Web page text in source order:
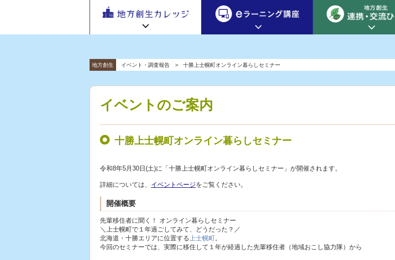
地方創生カレッジ
地方創生カレッジ HOME
地方創生カレッジ活用の流れ
eラーニング講座
eラーニング講座 HOME
初めての方へ
連携・交流ひろば HOME
全国で活躍する地方創生専門人材
地方創生
交流ひろ
ば」 | 地方
創生のノ
ウハウ共
有掲示板
イベント・調査報告 十勝上士幌町オンライン暮らしセミナー
イベントのご案内
十勝上士幌町オンライン暮らしセミナー
令和8年5月30日(土)に「十勝上士幌町オンライン暮らしセミナー」が開催されます。
詳細については、 イベントページをご覧ください。
開催概要
先輩移住者に聞く！ オンライン暮らしセミナー
＼上士幌町で１年過ごしてみて、どうだった？／
北海道・十勝エリアに位置する上士幌町。
今回のセミナーでは、実際に移住して１年が経過した先輩移住者（地域おこし協力隊）から